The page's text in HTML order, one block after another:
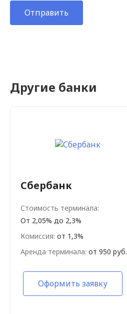
Отправить
Другие банки
Сбербанк
Стоимость терминала:
От 2,05% до 2,3%
Комиссия: от 1,3%
Аренда терминала: от 950 руб.
Оформить заявку